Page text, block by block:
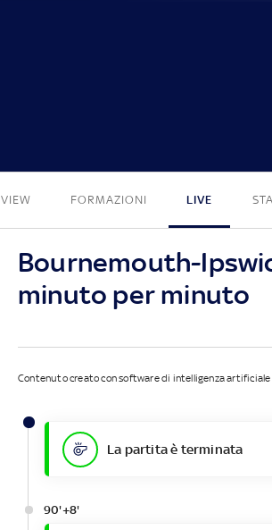
FORMAZIONI LIVE
Bournemouth-
minuto per minuto
Contenuto creato con software di intelligenza artificiale
La partita è terminata
90'+8'